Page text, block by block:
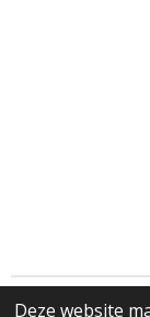
Deze website